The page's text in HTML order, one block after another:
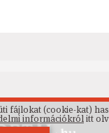
fájlokat (cookie-kat)
információkrólitt